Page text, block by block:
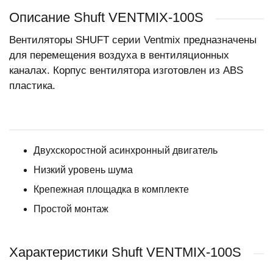
Описание Shuft VENTMIX-100S
Вентиляторы SHUFT серии Ventmix предназначены
для перемещения воздуха в вентиляционных
каналах. Корпус вентилятора изготовлен из ABS
пластика.
Двухскоростной асинхронный двигатель
Низкий уровень шума
Крепежная площадка в комплекте
Простой монтаж
Характеристики Shuft VENTMIX-100S